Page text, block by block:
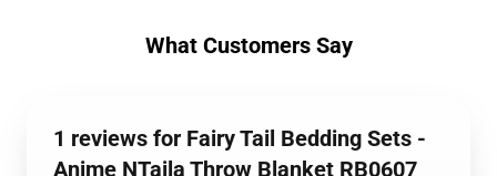
What Customers Say
1 reviews for Fairy Tail Bedding Sets -
Anime NTaila Throw Blanket RB0607